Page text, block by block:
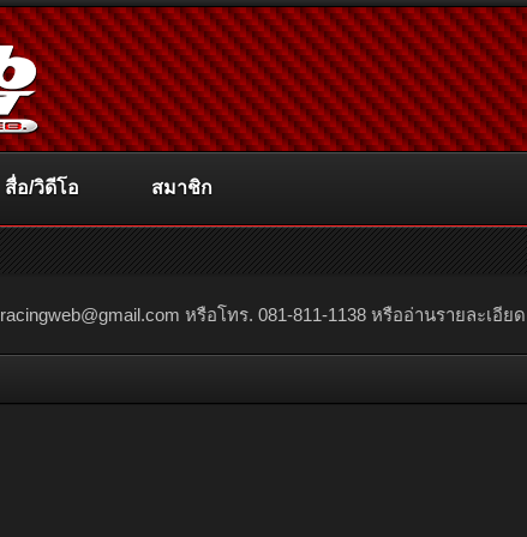
racingweb@gmail.com หรือโทร. 081-811-1138 หรืออ่านรายละเอีย
สื่อ/วิดีโอ สมาชิก